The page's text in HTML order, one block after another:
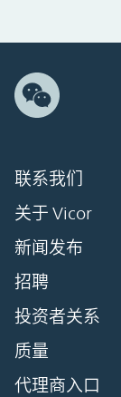
联系我们
关于 Vicor
新闻发布
招聘
投资者关系
质量
代理商入口